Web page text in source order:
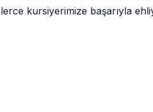
kursiyerimize başarıyla